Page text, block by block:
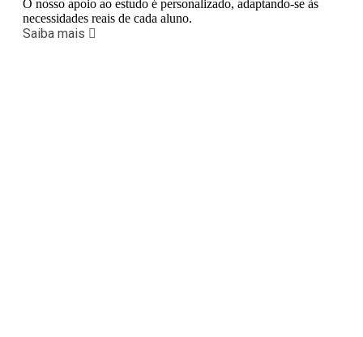
O nosso apoio ao estudo é personalizado, adaptando-se às
necessidades reais de cada aluno.
Saiba mais